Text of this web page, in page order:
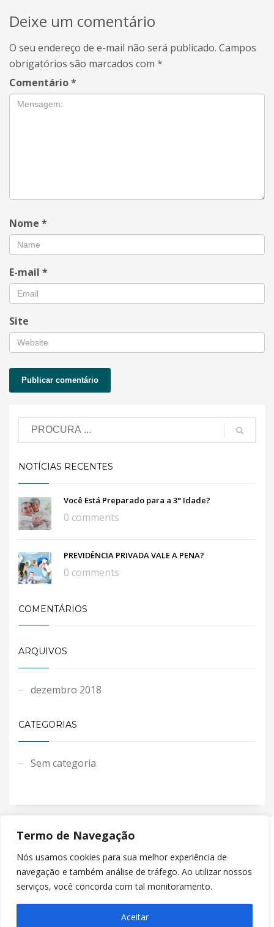
Termo de Navegação
Nós usamos cookies para sua melhor experiência de
navegação e também análise de tráfego. Ao utilizar nossos
serviços, você concorda com tal monitoramento.
Aceitar
Deixe um comentário
O seu endereço de e-mail não será publicado. Campos
obrigatórios são marcados com *
Comentário*
Nome *
E-mail *
Site
NOTÍCIAS RECENTES
Você Está Preparado para a 3° Idade?
0 comments
PREVIDÊNCIA PRIVADA VALE A PENA?
0 comments
COMENTÁRIOS
ARQUIVOS
dezembro 2018
CATEGORIAS
Sem categoria